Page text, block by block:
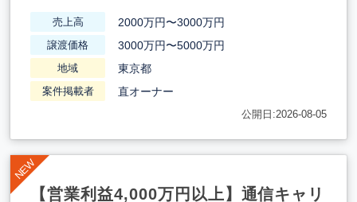
売上高 2000万円〜3000万円
譲渡価格 3000万円〜5000万円
地域 東京都
案件掲載者 直オーナー
公開日:2026-08-05
【営業利益4,000万円以上】通信キャリ